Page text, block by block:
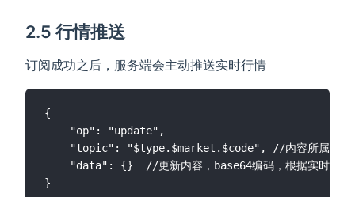
2.5 行情推送
订阅成功之后，服务端会主动推送实时行情
{
    "op": "update",
"topic": "$type.$market.$code", //内容所属
"data": {}  //更新内容，base64编码，根据实时，